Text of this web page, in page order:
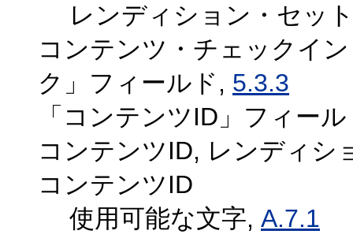
レンディション・セッ
コンテンツ・チェックイ
ク」フィールド, 5.3.3
「コンテンツID」フィー
コンテンツID, レンディ
コンテンツID
使用可能な文字, A.7.1